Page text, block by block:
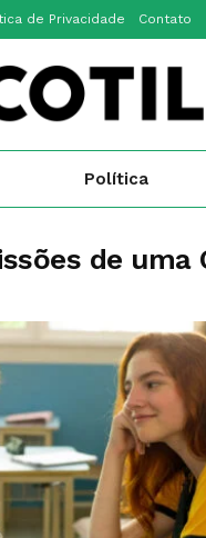
de Privacidade Contato
Política
de uma